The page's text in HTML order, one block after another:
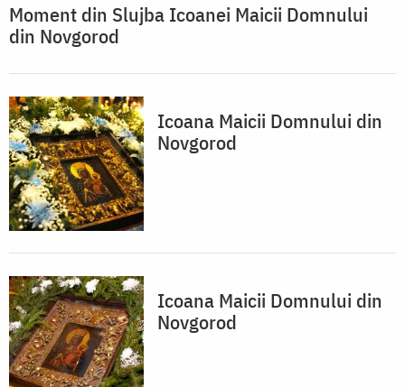
Moment din Slujba Icoanei Maicii Domnului
din Novgorod
Icoana Maicii Domnului din
Novgorod
Icoana Maicii Domnului din
Novgorod